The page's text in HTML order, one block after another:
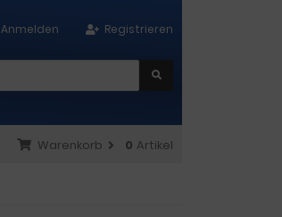
Registrieren
Anmelden
Warenkorb 0 Artikel